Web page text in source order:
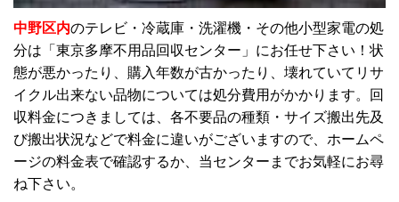
中野区内のテレビ・冷蔵庫・洗濯機・その他小型家電の処
分は「東京多摩不用品回収センター」にお任せ下さい！状
態が悪かったり、購入年数が古かったり、壊れていてリサ
イクル出来ない品物については処分費用がかかります。回
収料金につきましては、各不要品の種類・サイズ搬出先及
び搬出状況などで料金に違いがございますので、ホームペ
ージの料金表で確認するか、当センターまでお気軽にお尋
ね下さい。